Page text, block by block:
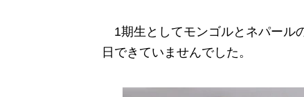
1期生としてモンゴルとネパール
日できていませんでした。